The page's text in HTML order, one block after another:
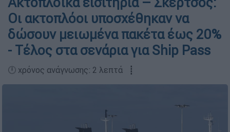
Οι ακτοπλόοι υποσχέθηκαν να
δώσουν μειωμένα πακέτα έως 20%
- Τέλος στα σενάρια για Ship Pass
🕛 χρόνος ανάγνωσης: 2 λεπτά ┋